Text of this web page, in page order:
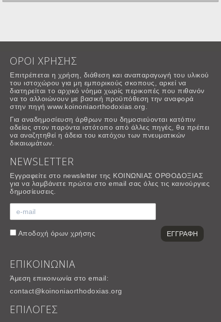
ΟΡΟΙ ΧΡΗΣΗΣ
Επιτρέπεται η χρήση, διάθεση και αναπαραγωγή του υλικού
του ιστοχώρου για μη εμπορικούς σκοπους, αρκεί να
διατηρείται το αρχικό νόημα χωρίς περικοπές που πιθανόν
να το αλλοιώνουν με βασική προϋπόθεση την αναφορά
στην πηγή www.koinoniaorthodoxias.org.
Για αναδημοσίευση άρθρων που δημοσιεύονται κατόπιν
αδείας στον παρόντα ιστότοπο από άλλες πηγές, θα πρέπει
να αναζητηθεί η άδεια του κατόχου των πνευματικών
δικαιωμάτων.
NEWSLETTER
Εγγραφείτε στο newsletter της ΚΟΙΝΩΝΙΑΣ ΟΡΘΟΔΟΞΙΑΣ
για να λαμβάνετε πρώτοι στο email σας όλες τις καινούργιες
δημοσίευσεις.
Αποδοχή όρων χρήσης
ΕΠΙΚΟΙΝΩΝΙΑ
Άμεση επικοινωνία στο email:
contact@koinoniaorthodoxias.org
ΕΠΙΛΟΓΕΣ